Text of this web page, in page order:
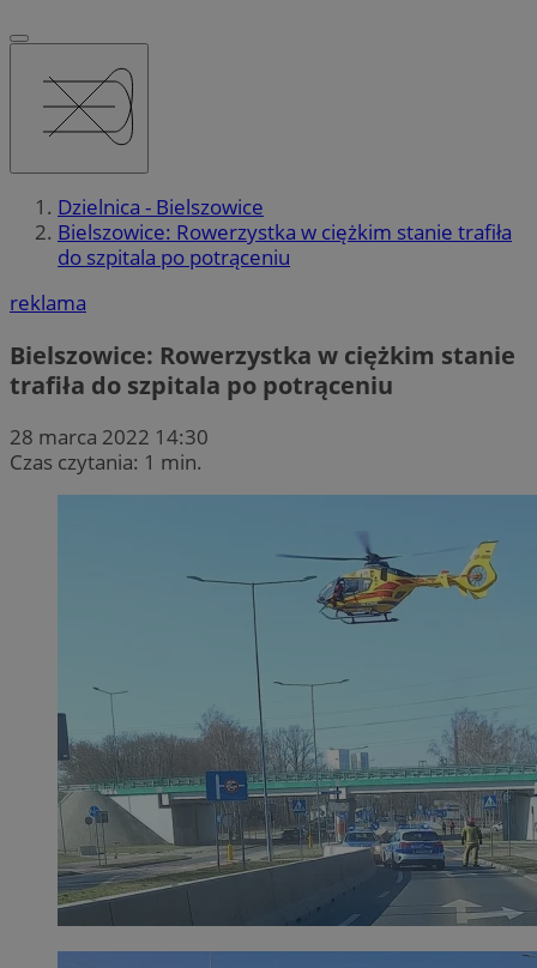
Dzielnica - Bielszowice
Bielszowice: Rowerzystka w ciężkim stanie trafiła
do szpitala po potrąceniu
reklama
Bielszowice: Rowerzystka w ciężkim stanie
trafiła do szpitala po potrąceniu
28 marca 2022 14:30
Czas czytania: 1 min.